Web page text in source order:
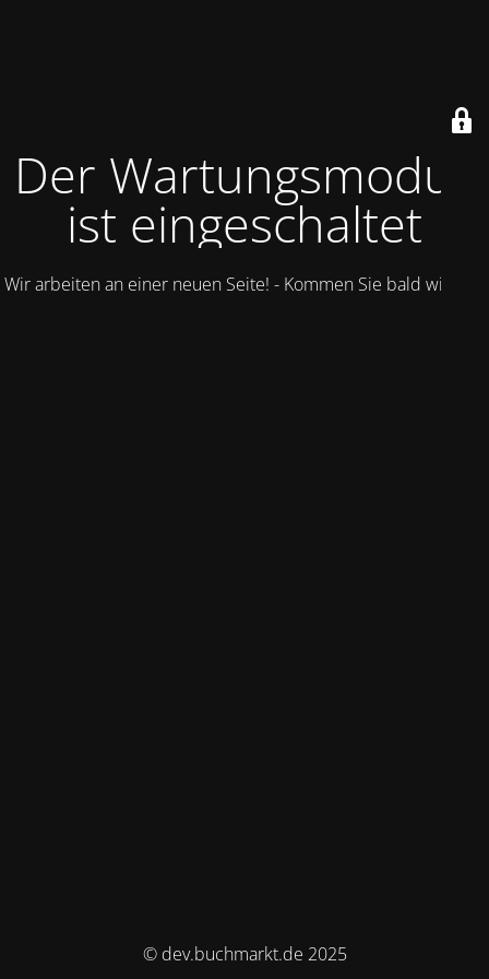
Der Wartungsmodus
ist eingeschaltet
Wir arbeiten an einer neuen Seite! - Kommen Sie bald wieder.
© dev.buchmarkt.de 2025